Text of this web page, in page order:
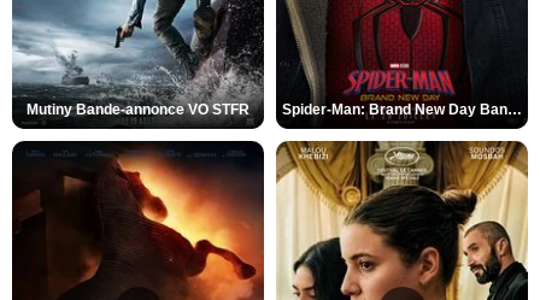
Mutiny Bande-annonce VO STFR Spider-Man: Brand New Day Bande-annonce VO STFR